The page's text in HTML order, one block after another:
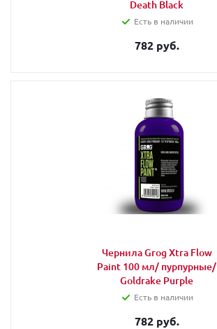
Death Black
Есть в наличии
782 руб.
Чернила Grog Xtra Flow
Paint 100 мл/ пурпурные/
Goldrake Purple
Есть в наличии
782 руб.